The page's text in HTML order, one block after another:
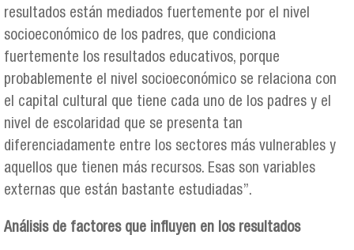
resultados están mediados fuertemente por el nivel
socioeconómico de los padres, que condiciona
fuertemente los resultados educativos, porque
probablemente el nivel socioeconómico se relaciona con
el capital cultural que tiene cada uno de los padres y el
nivel de escolaridad que se presenta tan
diferenciadamente entre los sectores más vulnerables y
aquellos que tienen más recursos. Esas son variables
externas que están bastante estudiadas”.
Análisis de factores que influyen en los resultados